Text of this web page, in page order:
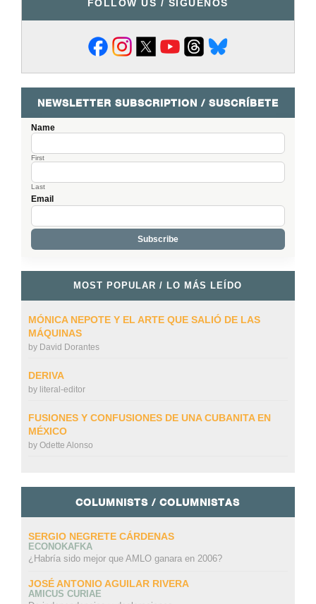
FOLLOW US / SÍGUENOS
NEWSLETTER SUBSCRIPTION / SUSCRÍBETE
Name
First
Last
Email
MOST POPULAR / LO MÁS LEÍDO
MÓNICA NEPOTE Y EL ARTE QUE SALIÓ DE LAS
MÁQUINAS
by David Dorantes
DERIVA
by literal-editor
FUSIONES Y CONFUSIONES DE UNA CUBANITA EN
MÉXICO
by Odette Alonso
COLUMNISTS / COLUMNISTAS
SERGIO NEGRETE CÁRDENAS
ECONOKAFKA
¿Habría sido mejor que AMLO ganara en 2006?
JOSÉ ANTONIO AGUILAR RIVERA
AMICUS CURIAE